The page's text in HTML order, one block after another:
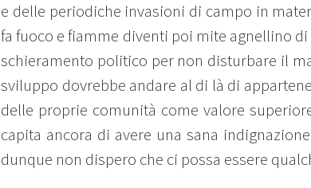
e delle periodiche invasioni di campo in
fa fuoco e fiamme diventi poi mite agnellino
schieramento politico per non disturbare il
sviluppo dovrebbe andare al di là di
delle proprie comunità come valore
capita ancora di avere una sana
dunque non dispero che ci possa essere